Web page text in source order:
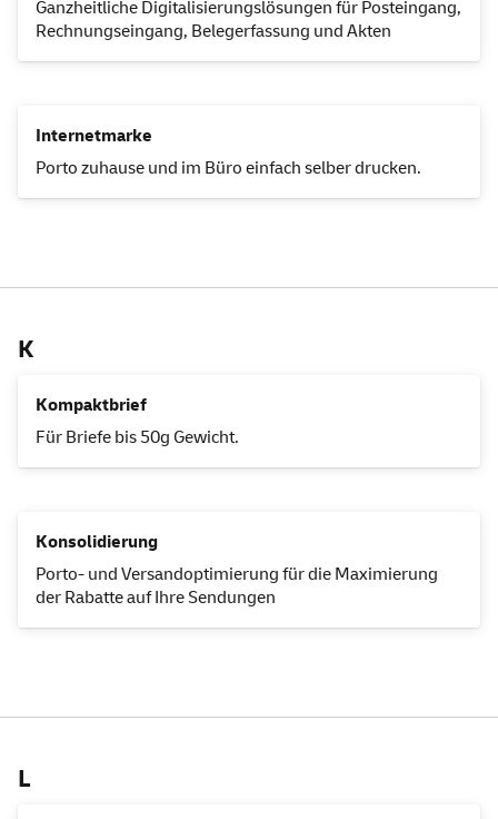
Ganzheitliche Digitalisierungslösungen für Posteingang,
Rechnungseingang, Belegerfassung und Akten
Internetmarke
Porto zuhause und im Büro einfach selber drucken.
K
Kompaktbrief
Für Briefe bis 50g Gewicht.
Konsolidierung
Porto- und Versandoptimierung für die Maximierung
der Rabatte auf Ihre Sendungen
L